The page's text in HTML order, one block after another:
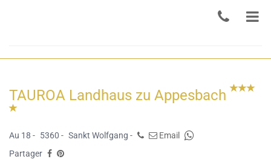
TAUROA Landhaus zu Appesbach
Au 18 - 5360 - Sankt Wolfgang -
Email
Partager